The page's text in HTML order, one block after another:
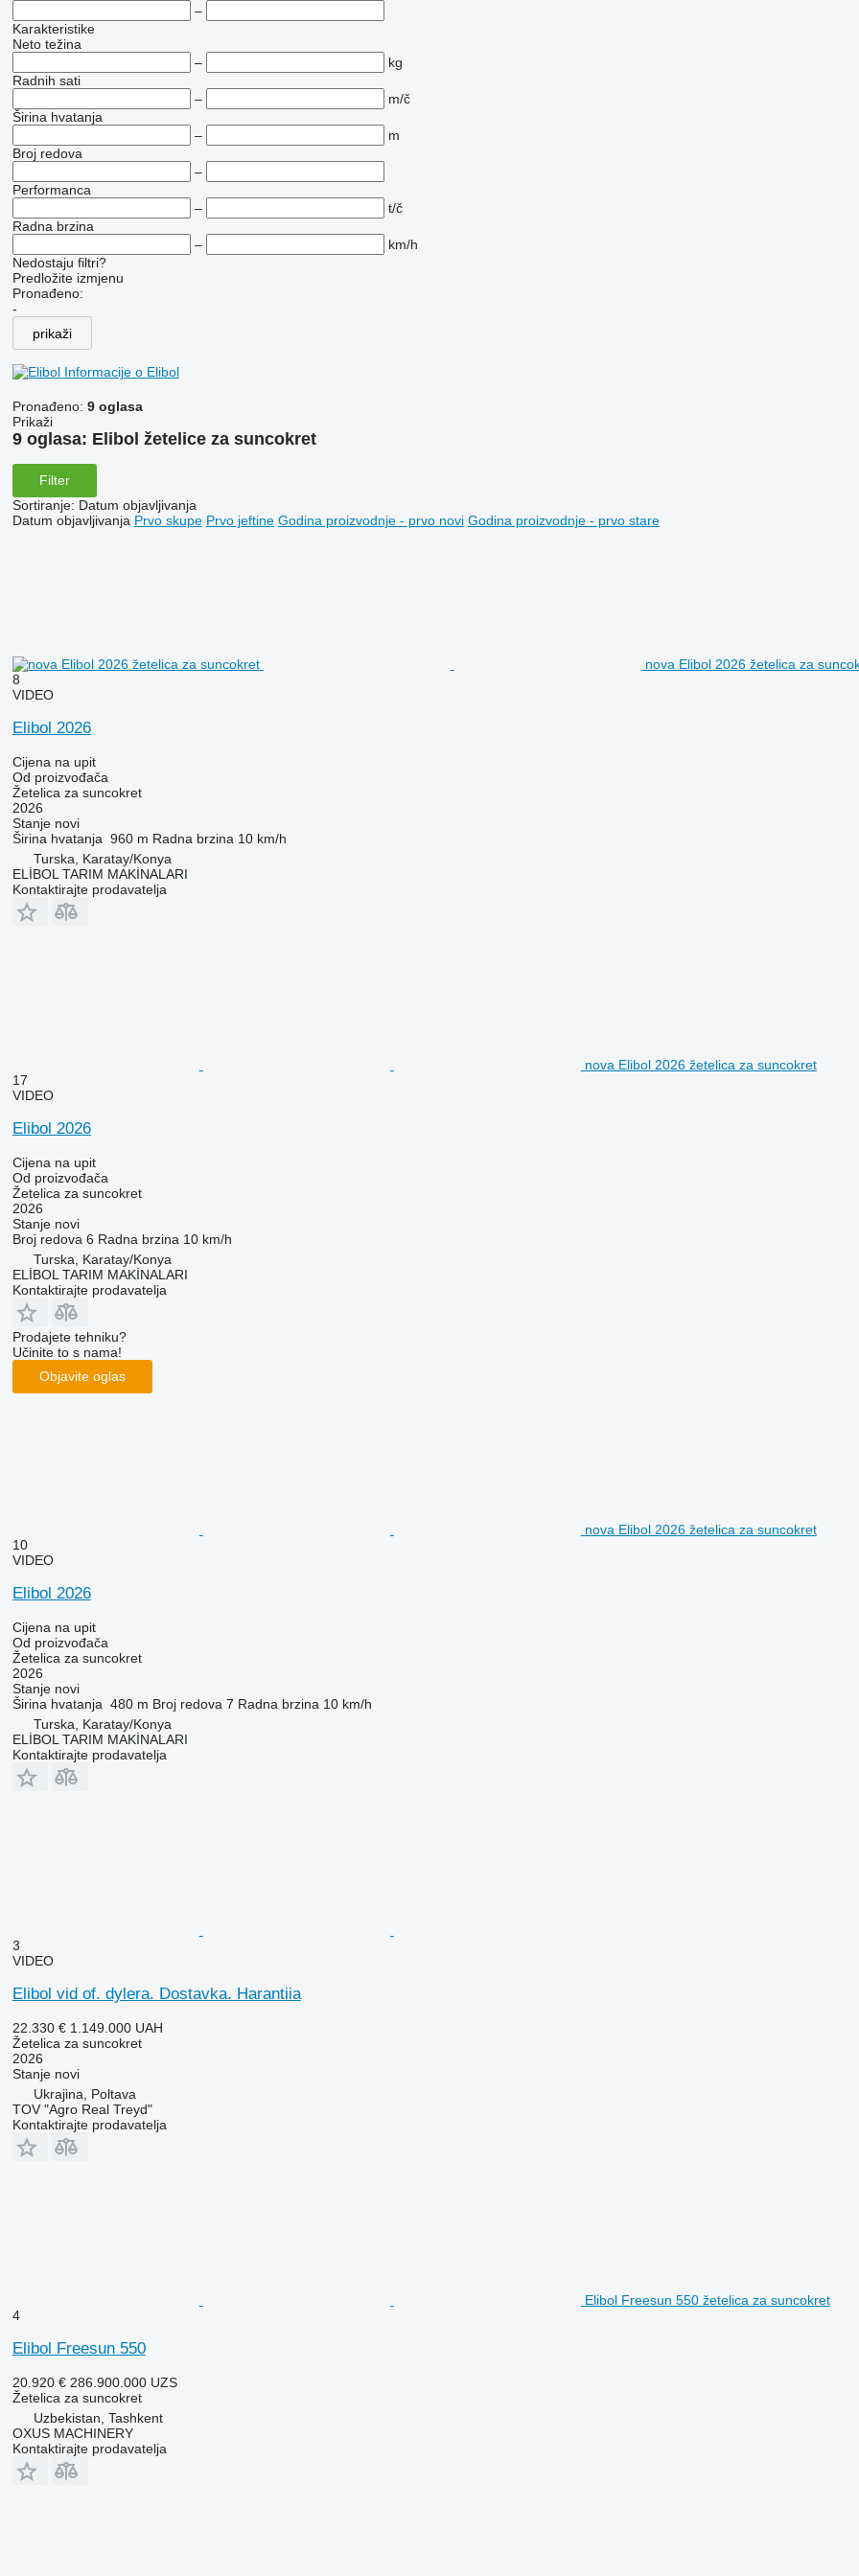
–
Karakteristike
Neto težina
–
kg
Radnih sati
–
m/č
Širina hvatanja
–
m
Broj redova
–
Performanca
–
t/č
Radna brzina
–
km/h
Nedostaju filtri?
Predložite izmjenu
Pronađeno:
-
prikaži
Informacije o Elibol
Pronađeno: 9 oglasa
Prikaži
9 oglasa: Elibol žetelice za suncokret
Filter
Sortiranje: Datum objavljivanja
Datum objavljivanja Prvo skupe Prvo jeftine Godina proizvodnje - prvo novi Godina proizvodnje - prvo stare
nova Elibol 2026 žetelica za
8
VIDEO
Elibol 2026
Cijena na upit
Od proizvođača
Žetelica za suncokret
2026
Stanjenovi
Širina hvatanja 960 m Radna brzina 10 km/h
Turska, Karatay/Konya
ELİBOL TARIM MAKİNALARI
Kontaktirajte prodavatelja
nova Elibol 2026 žetelica za suncokret
17
VIDEO
Elibol 2026
Cijena na upit
Od proizvođača
Žetelica za suncokret
2026
Stanjenovi
Broj redova 6 Radna brzina 10 km/h
Turska, Karatay/Konya
ELİBOL TARIM MAKİNALARI
Kontaktirajte prodavatelja
Prodajete tehniku?
Učinite to s nama!
Objavite oglas
nova Elibol 2026 žetelica za suncokret
10
VIDEO
Elibol 2026
Cijena na upit
Od proizvođača
Žetelica za suncokret
2026
Stanjenovi
Širina hvatanja 480 m Broj redova 7 Radna brzina 10 km/h
Turska, Karatay/Konya
ELİBOL TARIM MAKİNALARI
Kontaktirajte prodavatelja
3
VIDEO
Elibol vid of. dylera. Dostavka. Harantiia
22.330 € 1.149.000 UAH
Žetelica za suncokret
2026
Stanjenovi
Ukrajina, Poltava
TOV "Agro Real Treyd"
Kontaktirajte prodavatelja
Elibol Freesun 550 žetelica za suncokret
4
Elibol Freesun 550
20.920 € 286.900.000 UZS
Žetelica za suncokret
Uzbekistan, Tashkent
OXUS MACHINERY
Kontaktirajte prodavatelja